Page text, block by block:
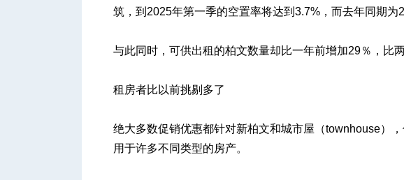
筑，到2025年第一季的空置率将达到3.7%，而去年同期为
与此同时，可供出租的柏文数量却比一年前增加29％，比
租房者比以前挑剔多了
绝大多数促销优惠都针对新柏文和城市屋（townhouse）
用于许多不同类型的房产。